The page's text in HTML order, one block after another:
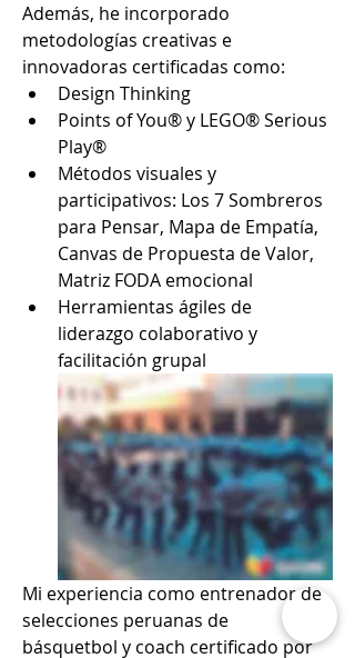
Además, he incorporado
metodologías creativas e
innovadoras certificadas como:
Design Thinking
Points of You® y LEGO® Serious
Play®
Métodos visuales y
participativos: Los 7 Sombreros
para Pensar, Mapa de Empatía,
Canvas de Propuesta de Valor,
Matriz FODA emocional
Herramientas ágiles de
liderazgo colaborativo y
facilitación grupal
Mi experiencia como entrenador de
selecciones peruanas de
básquetbol y coach certificado por